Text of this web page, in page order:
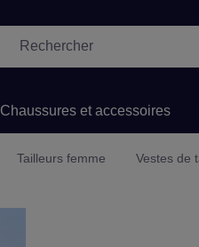
Chaussures et accessoires
Tailleurs femme Vestes de